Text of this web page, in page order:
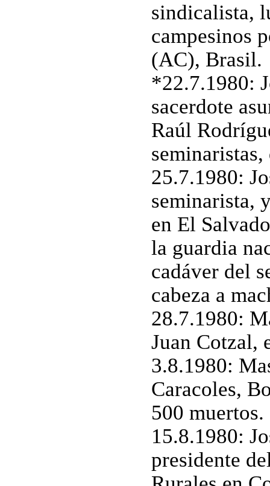
sindicalista,
campesinos
(AC), Brasil.
*22.7.1980:
sacerdote
Raúl
25.7.1980:
seminarista,
en El
la guardia
cadáver del
cabeza a
28.7.1980:
Juan Cotzal,
3.8.1980:
Caracoles,
500 muertos.
15.8.1980:
presidente